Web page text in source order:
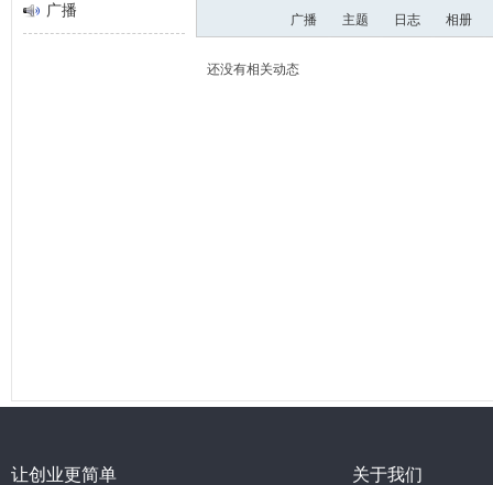
广播
广播 主题 日志 相册
还没有相关动态
让创业更简单 关于我们